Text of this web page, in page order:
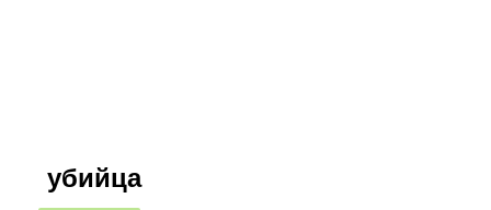
убийца